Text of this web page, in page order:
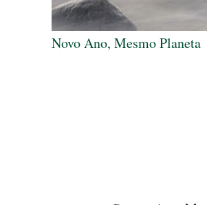
Novo Ano, Mesmo Planeta